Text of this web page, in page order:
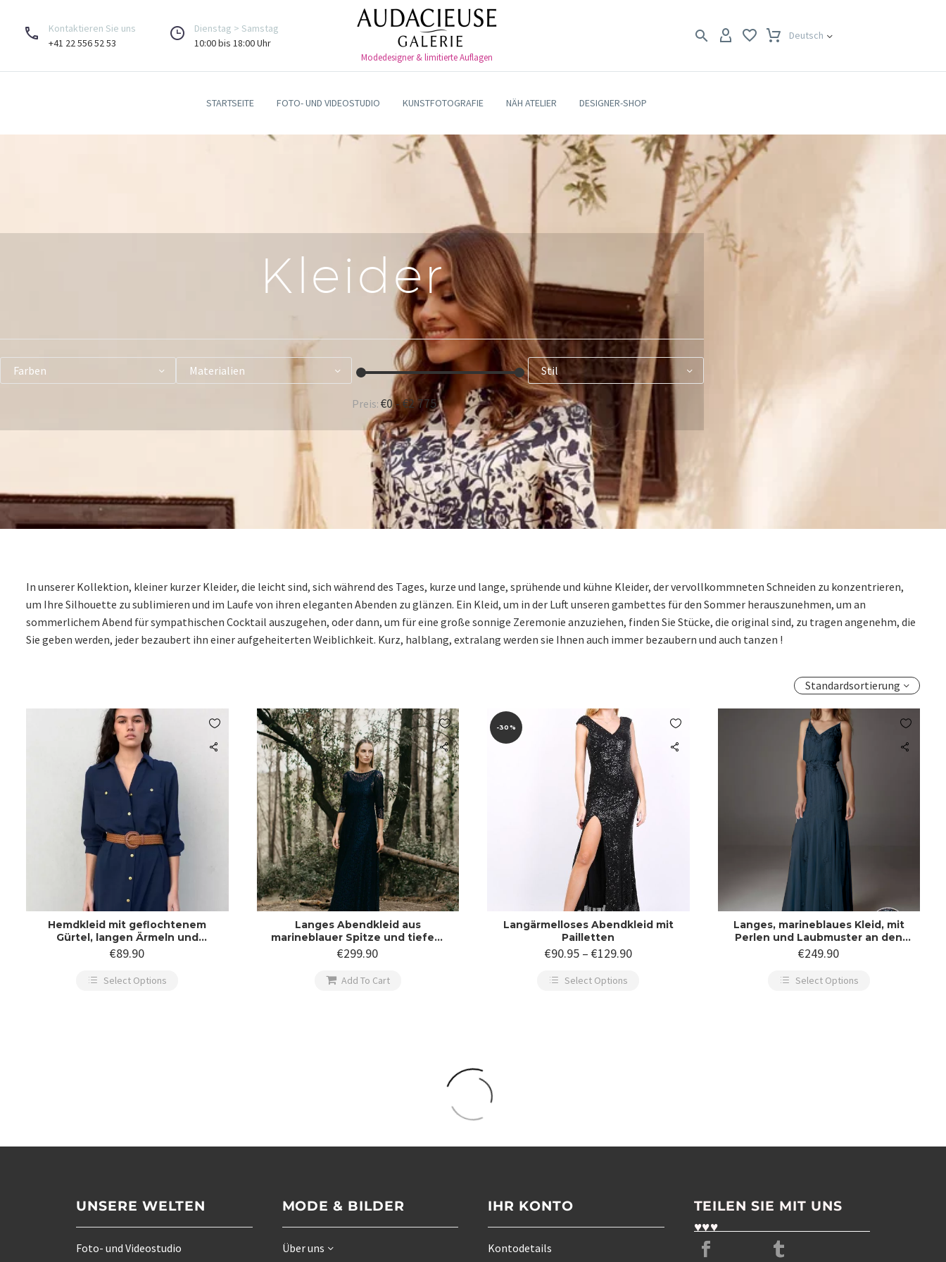
Kontaktieren Sie uns
+41 22 556 52 53
Dienstag > Samstag
10:00 bis 18:00 Uhr
Modedesigner & limitierte Auflagen
Deutsch
STARTSEITE FOTO- UND VIDEOSTUDIO KUNSTFOTOGRAFIE NÄH ATELIER DESIGNER-SHOP
Kleider
Farben Materialien
Preis: €0 - €2 775
Stil
In unserer Kollektion, kleiner kurzer Kleider, die leicht sind, sich während des Tages, kurze und lange, sprühende und kühne Kleider, der vervollkommneten Schneiden zu konzentrieren,
um Ihre Silhouette zu sublimieren und im Laufe von ihren eleganten Abenden zu glänzen. Ein Kleid, um in der Luft unseren gambettes für den Sommer herauszunehmen, um an
sommerlichem Abend für sympathischen Cocktail auszugehen, oder dann, um für eine große sonnige Zeremonie anzuziehen, finden Sie Stücke, die original sind, zu tragen angenehm, die
Sie geben werden, jeder bezaubert ihn einer aufgeheiterten Weiblichkeit. Kurz, halblang, extralang werden sie Ihnen auch immer bezaubern und auch tanzen !
Standardsortierung

Hemdkleid mit geflochtenem
Gürtel, langen Ärmeln und
aufgesetzten Taschen
€89.90
Select Options

Langes Abendkleid aus
marineblauer Spitze und tiefem
Rückenausschnitt
€299.90
 Add To Cart

-30%
Langärmelloses Abendkleid mit
Pailletten
€90.95 – €129.90
Select Options

Langes, marineblaues Kleid, mit
Perlen und Laubmuster an den
Stängeln bestickt
€249.90
Select Options
UNSERE WELTEN
Foto- und Videostudio
MODE & BILDER
Über uns
IHR KONTO
Kontodetails
TEILEN SIE MIT UNS
♥♥♥